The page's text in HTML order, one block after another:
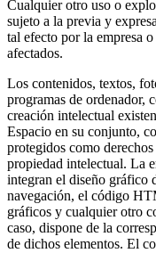
Cualquier otro uso o
sujeto a la previa y
tal efecto por la empresa
afectados.
Los contenidos, textos,
programas de ordenador,
creación intelectual
Espacio en su conjunto,
protegidos como
propiedad intelectual. La
integran el diseño gráfico
navegación, el código
gráficos y cualquier otro
caso, dispone de la
de dichos elementos. El